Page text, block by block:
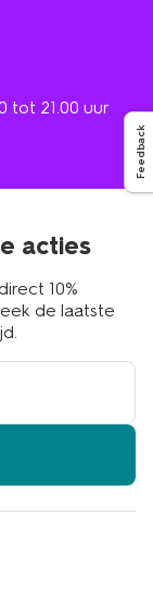
tot 21.00 uur
acties
10%
de laatste
Feedback